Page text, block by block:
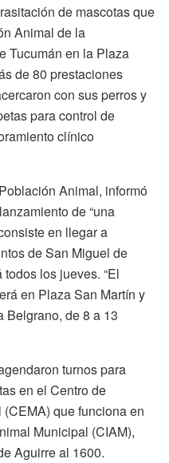
de mascotas que
Animal de la
Tucumán en la Plaza
de 80 prestaciones
con sus perros y
para control de
clínico
Animal, informó
de “una
en llegar a
de San Miguel de
los jueves. “El
en Plaza San Martín y
Belgrano, de 8 a 13
turnos para
en el Centro de
que funciona en
Municipal (CIAM),
Aguirre al 1600.